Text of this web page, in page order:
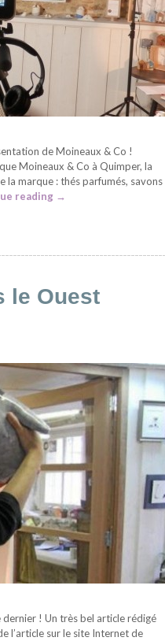
de Moineaux & Co !
Moineaux & Co à Quimper, la
la marque : thés parfumés, savons
reading →
le Ouest
dernier ! Un très bel article rédigé
l’article sur le site Internet de